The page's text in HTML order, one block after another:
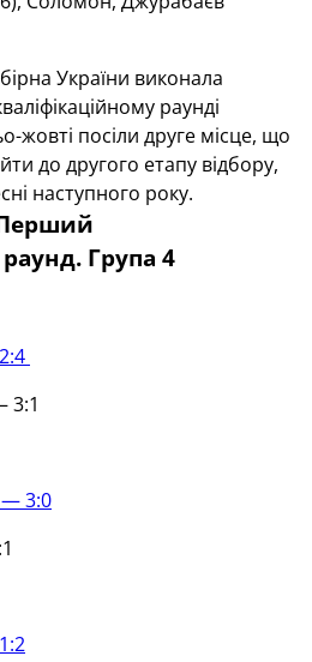
України виконала
раунді
жовті посіли друге місце, що
до другого етапу відбору,
наступного року.
Перший
Група 4
3:1
3:0